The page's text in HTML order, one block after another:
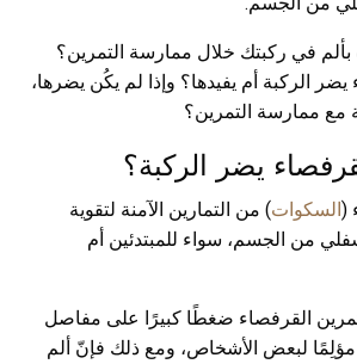
في ركبتك خلال ممارسة التمرين؟
الركبة أم يفيدها؟ وإذا لم يكُن يضرها،
مع ممارسة التمرين؟
يضر الركبة؟
( السكوات) من التمارين الآمنة لتقوية
من الجسم، سواء للمبتدئين أم
القرفصاء ضغطًا كبيرًا على مفاصل
مؤلِمًا لبعض الأشخاص، ومع ذلك فإنّ ألم